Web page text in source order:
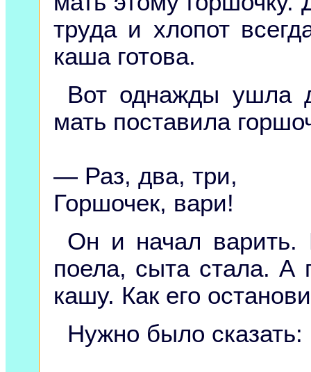
труда и хлопот
каша готова.
Вот однажды ушла
мать поставила
— Раз, два, три,
Горшочек, вари!
Он и начал варить.
поела, сыта стала. А
кашу. Как его
Нужно было сказать: